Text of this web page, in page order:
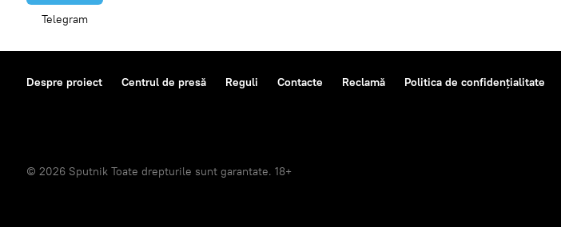
Telegram
Despre proiect Centrul de presă Reguli Contacte Reclamă Politica de confidențialitate
© 2026 Sputnik Toate drepturile sunt garantate. 18+